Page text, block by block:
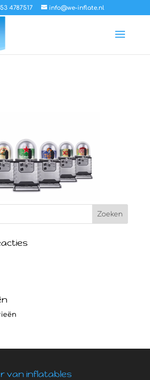
4787517 info@we-inflate.nl
van inflatables